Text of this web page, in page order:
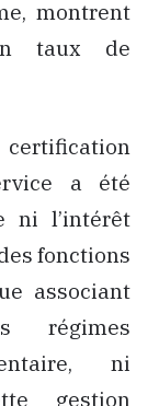
montrent
taux de
certification
a été
ni l’intérêt
fonctions
associant
régimes
ni
gestion